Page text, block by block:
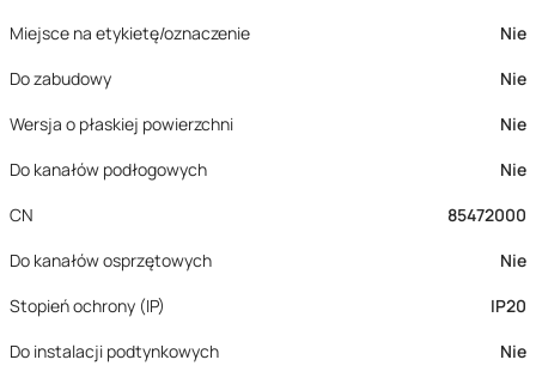
Miejsce na etykietę/oznaczenie
Nie
Do zabudowy
Nie
Wersja o płaskiej powierzchni
Nie
Do kanałów podłogowych
Nie
CN
85472000
Do kanałów osprzętowych
Nie
Stopień ochrony (IP)
IP20
Do instalacji podtynkowych
Nie